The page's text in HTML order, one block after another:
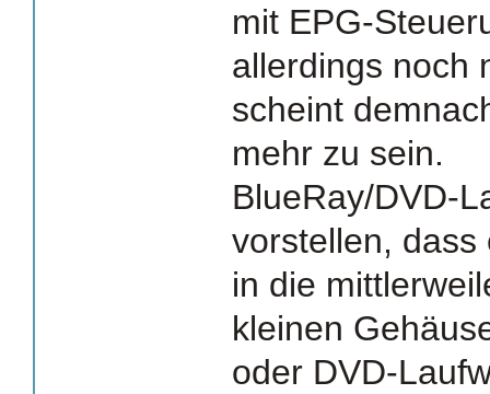
mit EPG-
allerdings noch
scheint
mehr zu sein.
BlueRay/DVD-
vorstellen, dass
in die
kleinen
oder DVD-